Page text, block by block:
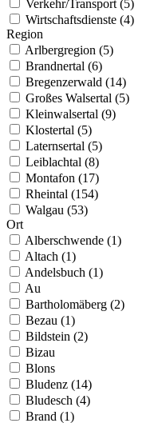
Verkehr/Transport (5)
Wirtschaftsdienste (4)
Region
Arlbergregion (5)
Brandnertal (6)
Bregenzerwald (14)
Großes Walsertal (5)
Kleinwalsertal (9)
Klostertal (5)
Laternsertal (5)
Leiblachtal (8)
Montafon (17)
Rheintal (154)
Walgau (53)
Ort
Alberschwende (1)
Altach (1)
Andelsbuch (1)
Au
Bartholomäberg (2)
Bezau (1)
Bildstein (2)
Bizau
Blons
Bludenz (14)
Bludesch (4)
Brand (1)